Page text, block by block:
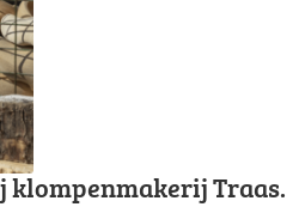
klompenmakerij Traas.